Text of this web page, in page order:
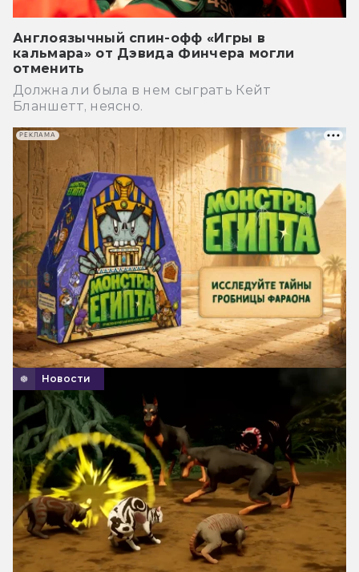
Англоязычный спин-офф «Игры в
кальмара» от Дэвида Финчера могли
отменить
Должна ли была в нем сыграть Кейт
Бланшетт, неясно.
Новости
РЕКЛАМА